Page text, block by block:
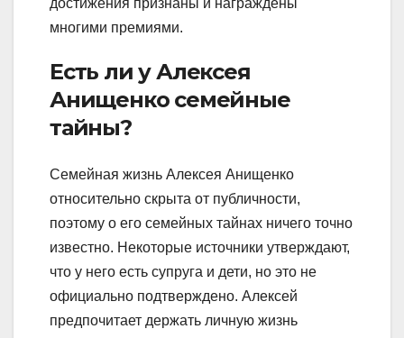
достижения признаны и награждены
многими премиями.
Есть ли у Алексея
Анищенко семейные
тайны?
Семейная жизнь Алексея Анищенко
относительно скрыта от публичности,
поэтому о его семейных тайнах ничего точно
известно. Некоторые источники утверждают,
что у него есть супруга и дети, но это не
официально подтверждено. Алексей
предпочитает держать личную жизнь